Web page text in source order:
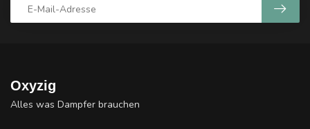
Oxyzig
Alles was Dampfer brauchen